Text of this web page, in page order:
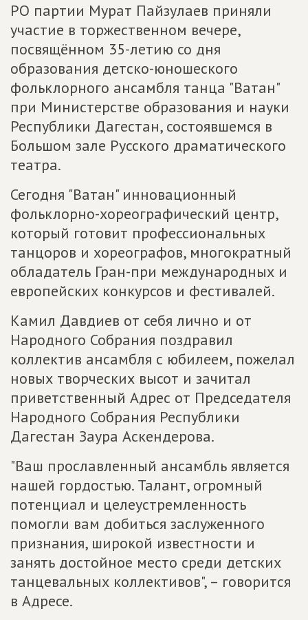
РО партии Мурат Пайзулаев приняли
участие в торжественном вечере,
посвящённом 35-летию со дня
образования детско-юношеского
фольклорного ансамбля танца "Ватан"
при Министерстве образования и науки
Республики Дагестан, состоявшемся в
Большом зале Русского драматического
театра.
Сегодня "Ватан" инновационный
фольклорно-хореографический центр,
который готовит профессиональных
танцоров и хореографов, многократный
обладатель Гран-при международных и
европейских конкурсов и фестивалей.
Камил Давдиев от себя лично и от
Народного Собрания поздравил
коллектив ансамбля с юбилеем, пожелал
новых творческих высот и зачитал
приветственный Адрес от Председателя
Народного Собрания Республики
Дагестан Заура Аскендерова.
"Ваш прославленный ансамбль является
нашей гордостью. Талант, огромный
потенциал и целеустремленность
помогли вам добиться заслуженного
признания, широкой известности и
занять достойное место среди детских
танцевальных коллективов", – говорится
в Адресе.